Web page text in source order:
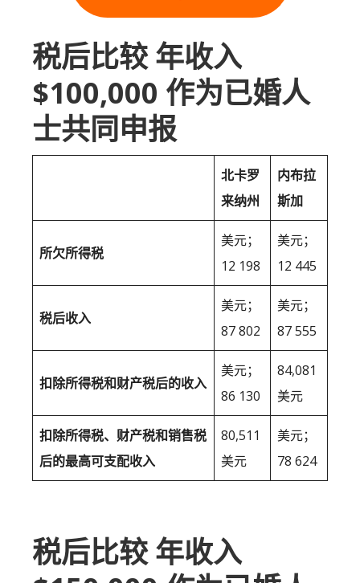
税后比较 年收入
$100,000 作为已婚人
士共同申报
北卡罗
来纳州
内布拉
斯加
所欠所得税
美元；
12 198
美元；
12 445
税后收入
美元；
87 802
美元；
87 555
扣除所得税和财产税后的收入
美元；
86 130
84,081
美元
扣除所得税、财产税和销售税
后的最高可支配收入
80,511
美元
美元；
78 624
税后比较 年收入